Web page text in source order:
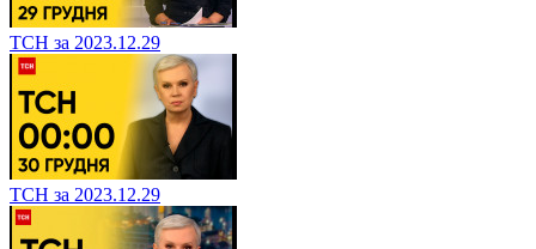
ТСН за 2023.12.29
ТСН за 2023.12.29